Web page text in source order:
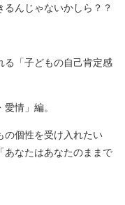
んじゃないかしら？？
る「子どもの自己肯定感
情」編。
の個性を受け入れたい
あなたはあなたのままで